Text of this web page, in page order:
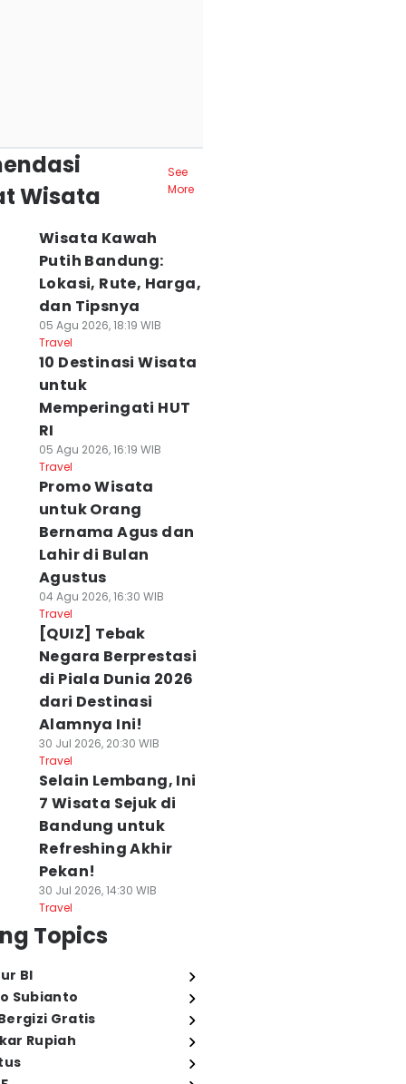
Wisata
See
More
Wisata Kawah
Putih Bandung:
Lokasi, Rute, Harga,
dan Tipsnya
05 Agu 2026, 18:19 WIB
Travel
10 Destinasi Wisata
untuk
Memperingati HUT
RI
05 Agu 2026, 16:19 WIB
Travel
Promo Wisata
untuk Orang
Bernama Agus dan
Lahir di Bulan
Agustus
04 Agu 2026, 16:30 WIB
Travel
[QUIZ] Tebak
Negara Berprestasi
di Piala Dunia 2026
dari Destinasi
Alamnya Ini!
30 Jul 2026, 20:30 WIB
Travel
Selain Lembang, Ini
7 Wisata Sejuk di
Bandung untuk
Refreshing Akhir
Pekan!
30 Jul 2026, 14:30 WIB
Travel
Topics
BI
Subianto
Gratis
Rupiah